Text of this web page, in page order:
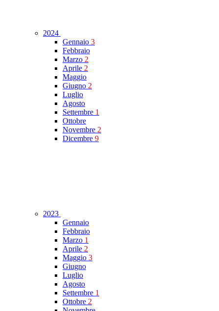
2024
Gennaio 3
Febbraio
Marzo 2
Aprile 2
Maggio
Giugno 2
Luglio
Agosto
Settembre 1
Ottobre
Novembre 2
Dicembre 9
2023
Gennaio
Febbraio
Marzo 1
Aprile 2
Maggio 3
Giugno
Luglio
Agosto
Settembre 1
Ottobre 2